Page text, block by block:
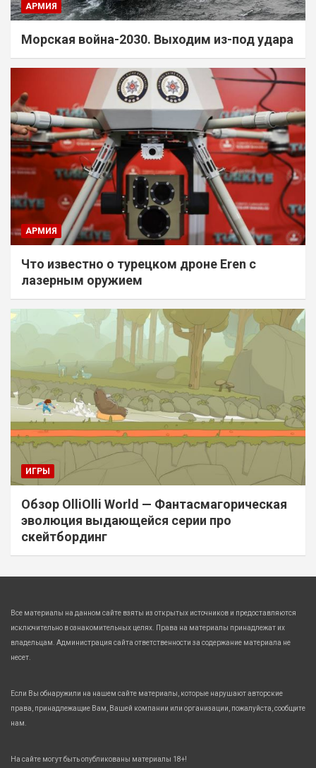
АРМИЯ
Морская война-2030. Выходим из-под удара
АРМИЯ
Что известно о турецком дроне Eren с
лазерным оружием
ИГРЫ
Обзор OlliOlli World — Фантасмагорическая
эволюция выдающейся серии про
скейтбординг
Все материалы на данном сайте взяты из открытых источников и предоставляются
исключительно в ознакомительных целях. Права на материалы принадлежат их
владельцам. Администрация сайта ответственности за содержание материала не
несет.
Если Вы обнаружили на нашем сайте материалы, которые нарушают авторские
права, принадлежащие Вам, Вашей компании или организации, пожалуйста, сообщите
нам.
На сайте могут быть опубликованы материалы 18+!